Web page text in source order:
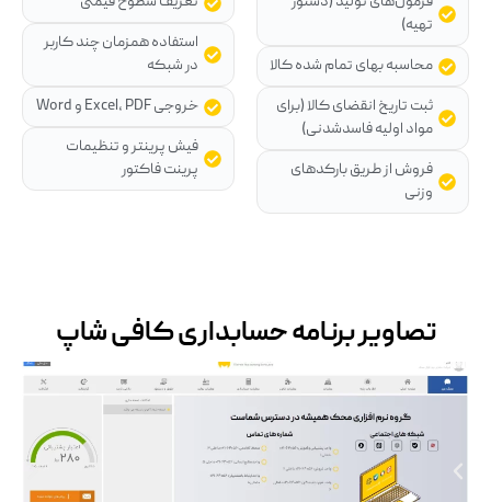
تهیه)
محاسبه بهای تمام شده کالا
ثبت تاریخ انقضای کالا (برای
مواد اولیه فاسدشدنی)
فروش از طریق بارکدهای
وزنی
استفاده همزمان چند کاربر
در شبکه
خروجی Excel، PDF و Word
فیش پرینتر و تنظیمات
پرینت فاکتور
تصاویر برنامه حسابداری کافی شاپ